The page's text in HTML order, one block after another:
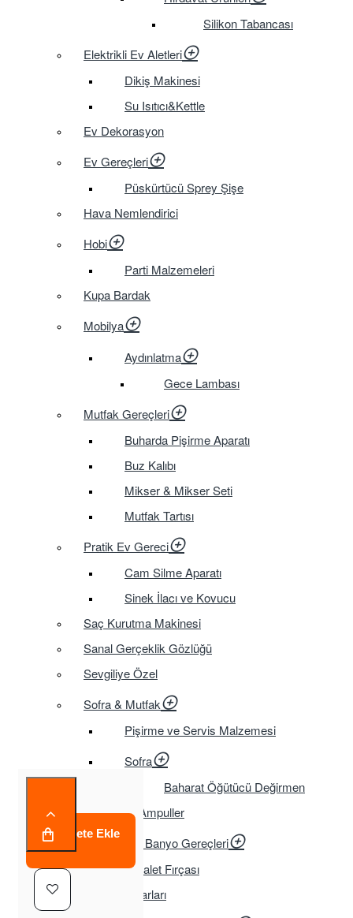
Silikon Tabancası
Elektrikli Ev Aletleri
Dikiş Makinesi
Su Isıtıcı&Kettle
Ev Dekorasyon
Ev Gereçleri
Püskürtücü Sprey Şişe
Hava Nemlendirici
Hobi
Parti Malzemeleri
Kupa Bardak
Mobilya
Aydınlatma
Gece Lambası
Mutfak Gereçleri
Buharda Pişirme Aparatı
Buz Kalıbı
Mikser & Mikser Seti
Mutfak Tartısı
Pratik Ev Gereci
Cam Silme Aparatı
Sinek İlacı ve Kovucu
Saç Kurutma Makinesi
Sanal Gerçeklik Gözlüğü
Sevgiliye Özel
Sofra & Mutfak
Pişirme ve Servis Malzemesi
Sofra
Baharat Öğütücü Değirmen
Tasarruflu Ampuller
Temizlik ve Banyo Gereçleri
Tuvalet Fırçası
TV Aksesuarları
Sepete Ekle